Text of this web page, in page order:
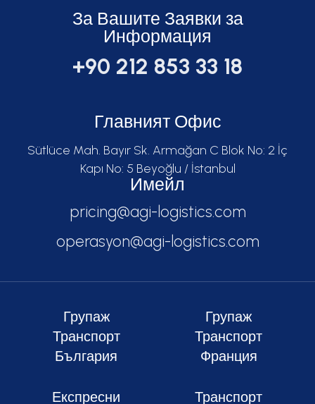
За Вашите Заявки за
Информация
+90 212 853 33 18
Главният Офис
Sütlüce Mah. Bayır Sk. Armağan C Blok No: 2 İç
Kapı No: 5 Beyoğlu / İstanbul
Имейл
pricing@agi-logistics.com
operasyon@agi-logistics.com
Групаж
Транспорт
България
Групаж
Транспорт
Франция
Експресни Транспорт